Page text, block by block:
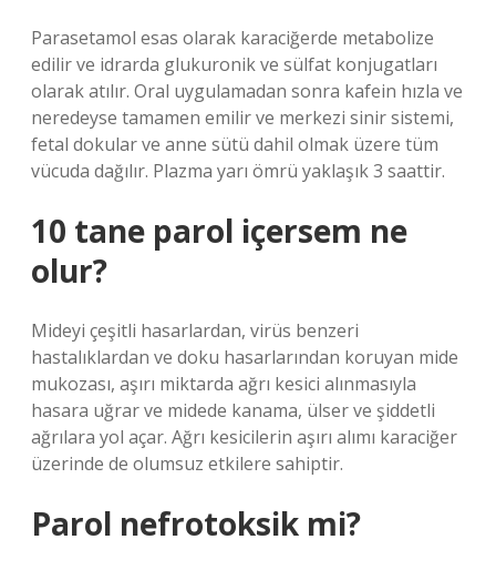
Parasetamol esas olarak karaciğerde metabolize
edilir ve idrarda glukuronik ve sülfat konjugatları
olarak atılır. Oral uygulamadan sonra kafein hızla ve
neredeyse tamamen emilir ve merkezi sinir sistemi,
fetal dokular ve anne sütü dahil olmak üzere tüm
vücuda dağılır. Plazma yarı ömrü yaklaşık 3 saattir.
10 tane parol içersem ne
olur?
Mideyi çeşitli hasarlardan, virüs benzeri
hastalıklardan ve doku hasarlarından koruyan mide
mukozası, aşırı miktarda ağrı kesici alınmasıyla
hasara uğrar ve midede kanama, ülser ve şiddetli
ağrılara yol açar. Ağrı kesicilerin aşırı alımı karaciğer
üzerinde de olumsuz etkilere sahiptir.
Parol nefrotoksik mi?